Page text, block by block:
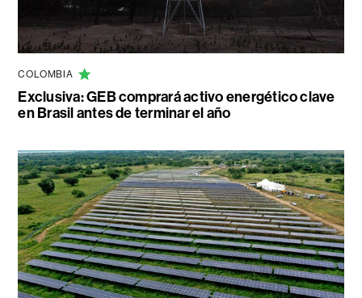
COLOMBIA
Exclusiva: GEB comprará activo energético clave
en Brasil antes de terminar el año